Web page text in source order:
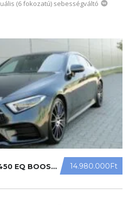
(6 fokozatú) sebességváltó
14.980.000Ft
MERCEDES-BENZ CLS 450 EQ BOOST 4MAT ...